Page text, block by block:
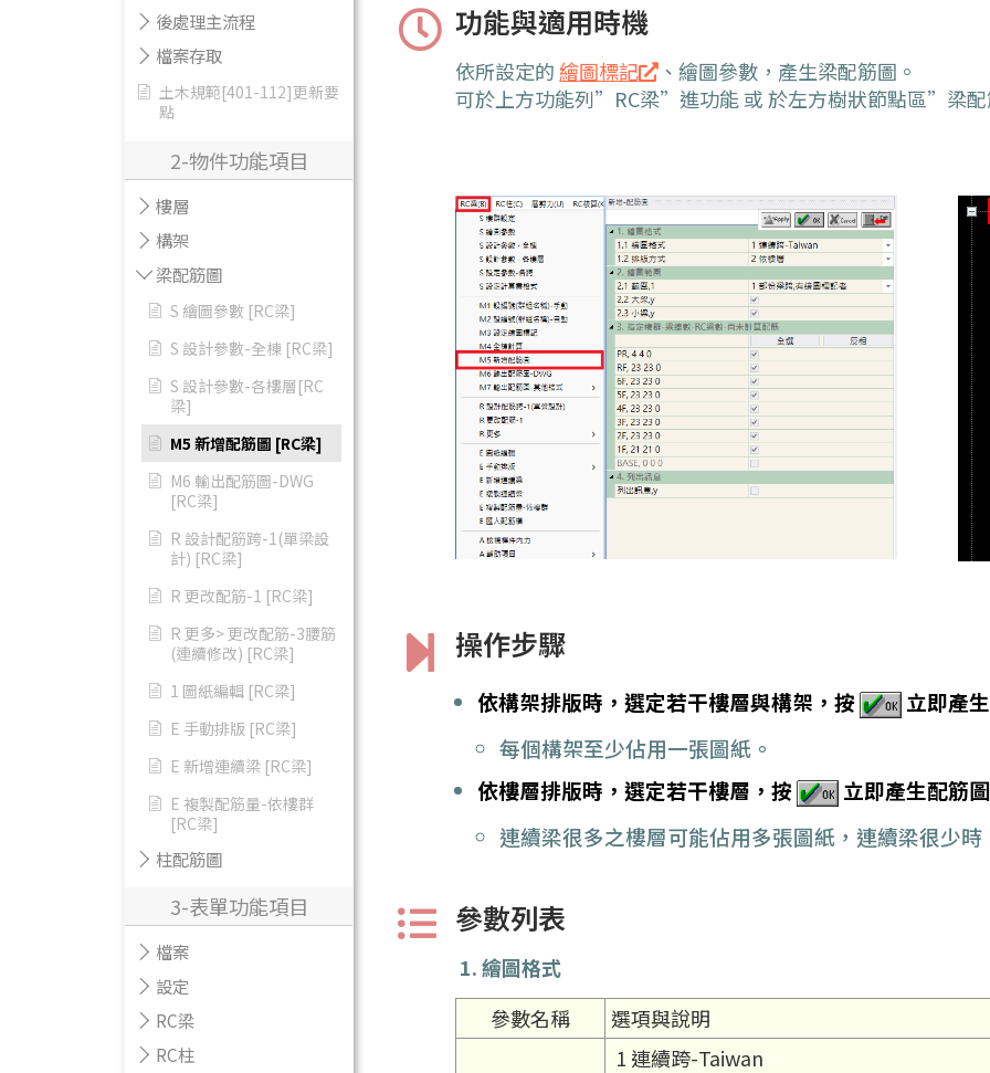
後處理主流程
檔案存取
土木規範[401-112]更新要
點
2-物件功能項目
樓層
構架
梁配筋圖
S 繪圖參數 [RC梁]
S 設計參數-全棟 [RC梁]
S 設計參數-各樓層[RC
梁]
M5 新增配筋圖 [RC梁]
M6 輸出配筋圖-DWG
[RC梁]
R 設計配筋跨-1(單梁設
計) [RC梁]
R 更改配筋-1 [RC梁]
R 更多> 更改配筋-3腰筋
(連續修改) [RC梁]
1 圖紙編輯 [RC梁]
E 手動排版 [RC梁]
E 新增連續梁 [RC梁]
E 複製配筋量-依樓群
[RC梁]
柱配筋圖
3-表單功能項目
檔案
設定
RC梁
RC柱
功能與適用時機
依所設定的繪圖標記
、繪圖參數，產生梁配筋圖。
可於上方功能列”RC梁”進功能 或 於左方樹狀節點區”梁
操作步驟
依構架排版時，選定若干樓層與構架，按
立即產
每個構架至少佔用一張圖紙。
依樓層排版時，選定若干樓層，按
立即產生配筋
連續梁很多之樓層可能佔用多張圖紙，連續梁很少
參數列表
1. 繪圖格式
參數名稱
選項與說明
1 連續跨-Taiwan